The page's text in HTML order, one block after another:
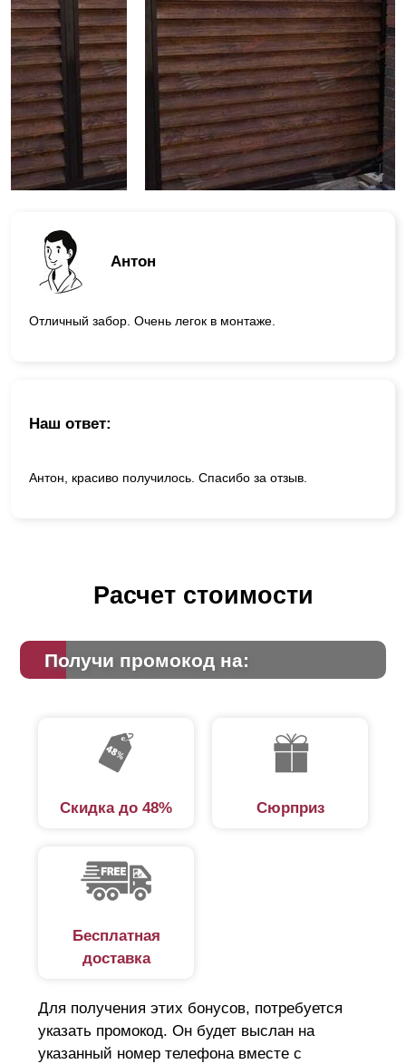
Антон
Отличный забор. Очень легок в монтаже.
Наш ответ:
Антон, красиво получилось. Спасибо за отзыв.
Расчет стоимости
Получи промокод на:
Скидка до 48% Сюрприз
Бесплатная
доставка
Для получения этих бонусов, потребуется
указать промокод. Он будет выслан на
указанный номер телефона вместе с